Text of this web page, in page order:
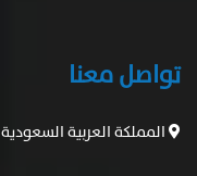
تواصل معنا
المملكة العربية السعودية